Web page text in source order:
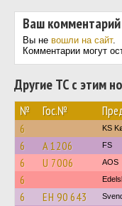
Ваш комментарий
Вы не вошли на сайт.
Комментарии могут
Другие ТС с этим
№ Гос.№
6 KS
6 A 1206 FS
6 U 7006 AOS
6
6 EH 90 643